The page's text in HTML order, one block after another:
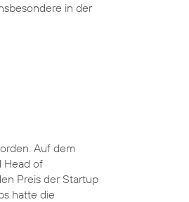
in der
Auf dem
Head of
Preis der Startup
hatte die